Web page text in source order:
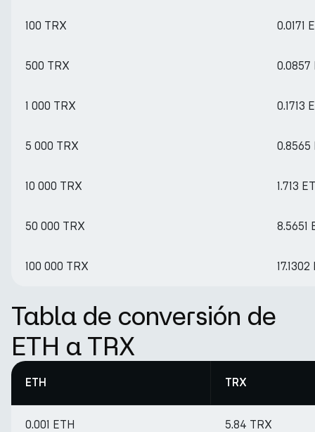
100 TRX 0.0171
500 TRX 0.0857
1 000 TRX 0.1713
5 000 TRX 0.8565
10 000 TRX 1.713
50 000 TRX 8.5651
100 000 TRX
Tabla de conversión de
ETH a TRX
ETH TRX
0.001 ETH 5.84 TRX